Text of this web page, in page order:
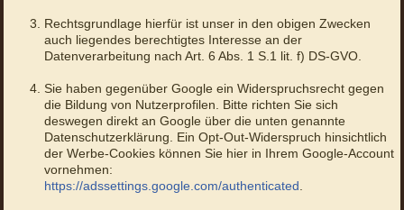
Rechtsgrundlage hierfür ist unser in den obigen Zwecken
auch liegendes berechtigtes Interesse an der
Datenverarbeitung nach Art. 6 Abs. 1 S.1 lit. f) DS-GVO.
Sie haben gegenüber Google ein Widerspruchsrecht gegen
die Bildung von Nutzerprofilen. Bitte richten Sie sich
deswegen direkt an Google über die unten genannte
Datenschutzerklärung. Ein Opt-Out-Widerspruch hinsichtlich
der Werbe-Cookies können Sie hier in Ihrem Google-Account
vornehmen:
https://adssettings.google.com/authenticated.